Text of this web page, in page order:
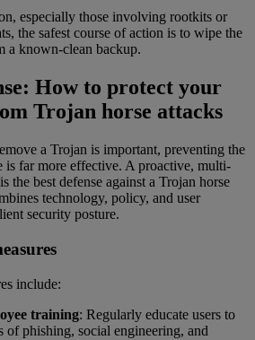
especially those involving rootkits or
the safest course of action is to wipe the
a known-clean backup.
How to protect your
Trojan horse attacks
a Trojan is important, preventing the
is far more effective. A proactive, multi-
the best defense against a Trojan horse
technology, policy, and user
security posture.
include:
training: Regularly educate users to
of phishing, social engineering, and